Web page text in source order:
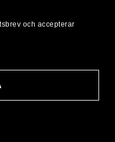
och accepterar